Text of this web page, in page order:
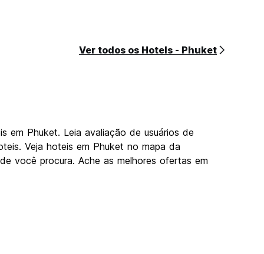
Ver todos os Hotels - Phuket
em Phuket. Leia avaliação de usuários de
Veja hoteis em Phuket no mapa da
você procura. Ache as melhores ofertas em